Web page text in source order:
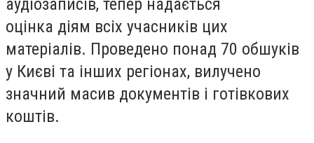
аудіозаписів, тепер надається
оцінка діям всіх учасників цих
матеріалів. Проведено понад 70 обшуків
у Києві та інших регіонах, вилучено
значний масив документів і готівкових
коштів.